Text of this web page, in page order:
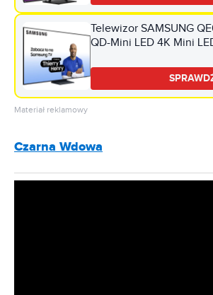
Telewizor SAMSUNG
QD-Mini LED 4K Mini
Materiał reklamowy
Czarna Wdowa